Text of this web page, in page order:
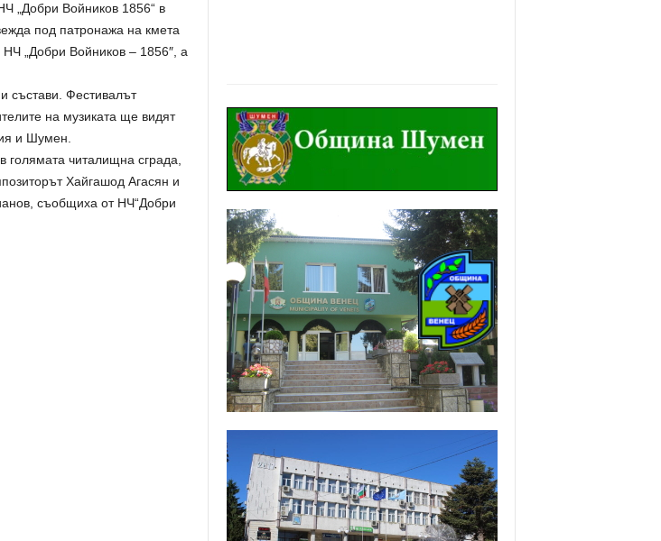
„Добри Войников 1856“ в
под патронажа на кмета
„Добри Войников – 1856″, а
състави. Фестивалът
на музиката ще видят
и Шумен.
голямата читалищна сграда,
Хайгашод Агасян и
съобщиха от НЧ“Добри